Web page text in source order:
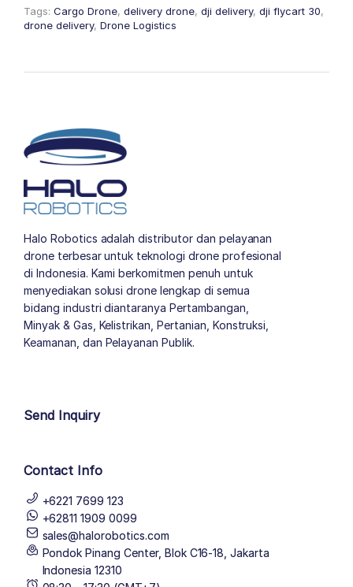
Tags: Cargo Drone, delivery drone, dji delivery, dji flycart 30,
drone delivery, Drone Logistics
Halo Robotics adalah distributor dan pelayanan
drone terbesar untuk teknologi drone profesional
di Indonesia. Kami berkomitmen penuh untuk
menyediakan solusi drone lengkap di semua
bidang industri diantaranya Pertambangan,
Minyak & Gas, Kelistrikan, Pertanian, Konstruksi,
Keamanan, dan Pelayanan Publik.
Send Inquiry
Contact Info
+6221 7699 123
+62811 1909 0099
sales@halorobotics.com
Pondok Pinang Center, Blok C16-18, Jakarta
Indonesia 12310